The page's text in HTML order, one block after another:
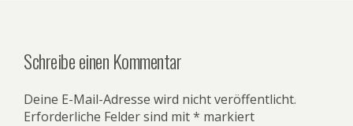
Schreibe einen Kommentar
Deine E-Mail-Adresse wird nicht veröffentlicht.
Erforderliche Felder sind mit* markiert